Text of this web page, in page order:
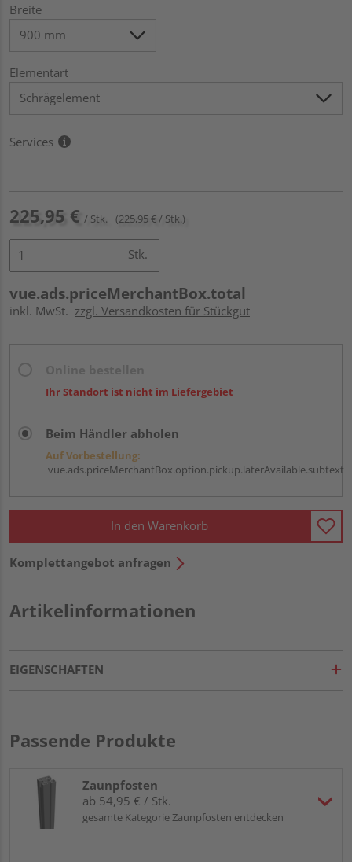
Breite
Elementart
Services
225,95 € / Stk. (225,95 € / Stk.)
Stk.
vue.ads.priceMerchantBox.total
inkl. MwSt. zzgl. Versandkosten für Stückgut
Ihr Standort ist nicht im Liefergebiet
Beim Händler abholen
Auf Vorbestellung:
vue.ads.priceMerchantBox.option.pickup.laterAvailable.subtext
In den Warenkorb
Komplettangebot anfragen
Artikelinformationen
EIGENSCHAFTEN
Passende Produkte
Zaunpfosten
ab 54,95 € / Stk.
gesamte Kategorie Zaunpfosten entdecken